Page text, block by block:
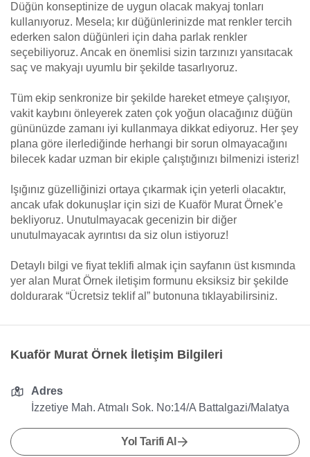
Düğün konseptinize de uygun olacak makyaj tonları
kullanıyoruz. Mesela; kır düğünlerinizde mat renkler tercih
ederken salon düğünleri için daha parlak renkler
seçebiliyoruz. Ancak en önemlisi sizin tarzınızı yansıtacak
saç ve makyajı uyumlu bir şekilde tasarlıyoruz.
Tüm ekip senkronize bir şekilde hareket etmeye çalışıyor,
vakit kaybını önleyerek zaten çok yoğun olacağınız düğün
gününüzde zamanı iyi kullanmaya dikkat ediyoruz. Her şey
plana göre ilerlediğinde herhangi bir sorun olmayacağını
bilecek kadar uzman bir ekiple çalıştığınızı bilmenizi isteriz!
Işığınız güzelliğinizi ortaya çıkarmak için yeterli olacaktır,
ancak ufak dokunuşlar için sizi de Kuaför Murat Örnek’e
bekliyoruz. Unutulmayacak gecenizin bir diğer
unutulmayacak ayrıntısı da siz olun istiyoruz!
Detaylı bilgi ve fiyat teklifi almak için sayfanın üst kısmında
yer alan Murat Örnek iletişim formunu eksiksiz bir şekilde
doldurarak “Ücretsiz teklif al” butonuna tıklayabilirsiniz.
Kuaför Murat Örnek İletişim Bilgileri
Adres
İzzetiye Mah. Atmalı Sok. No:14/A Battalgazi/Malatya
Yol Tarifi Al